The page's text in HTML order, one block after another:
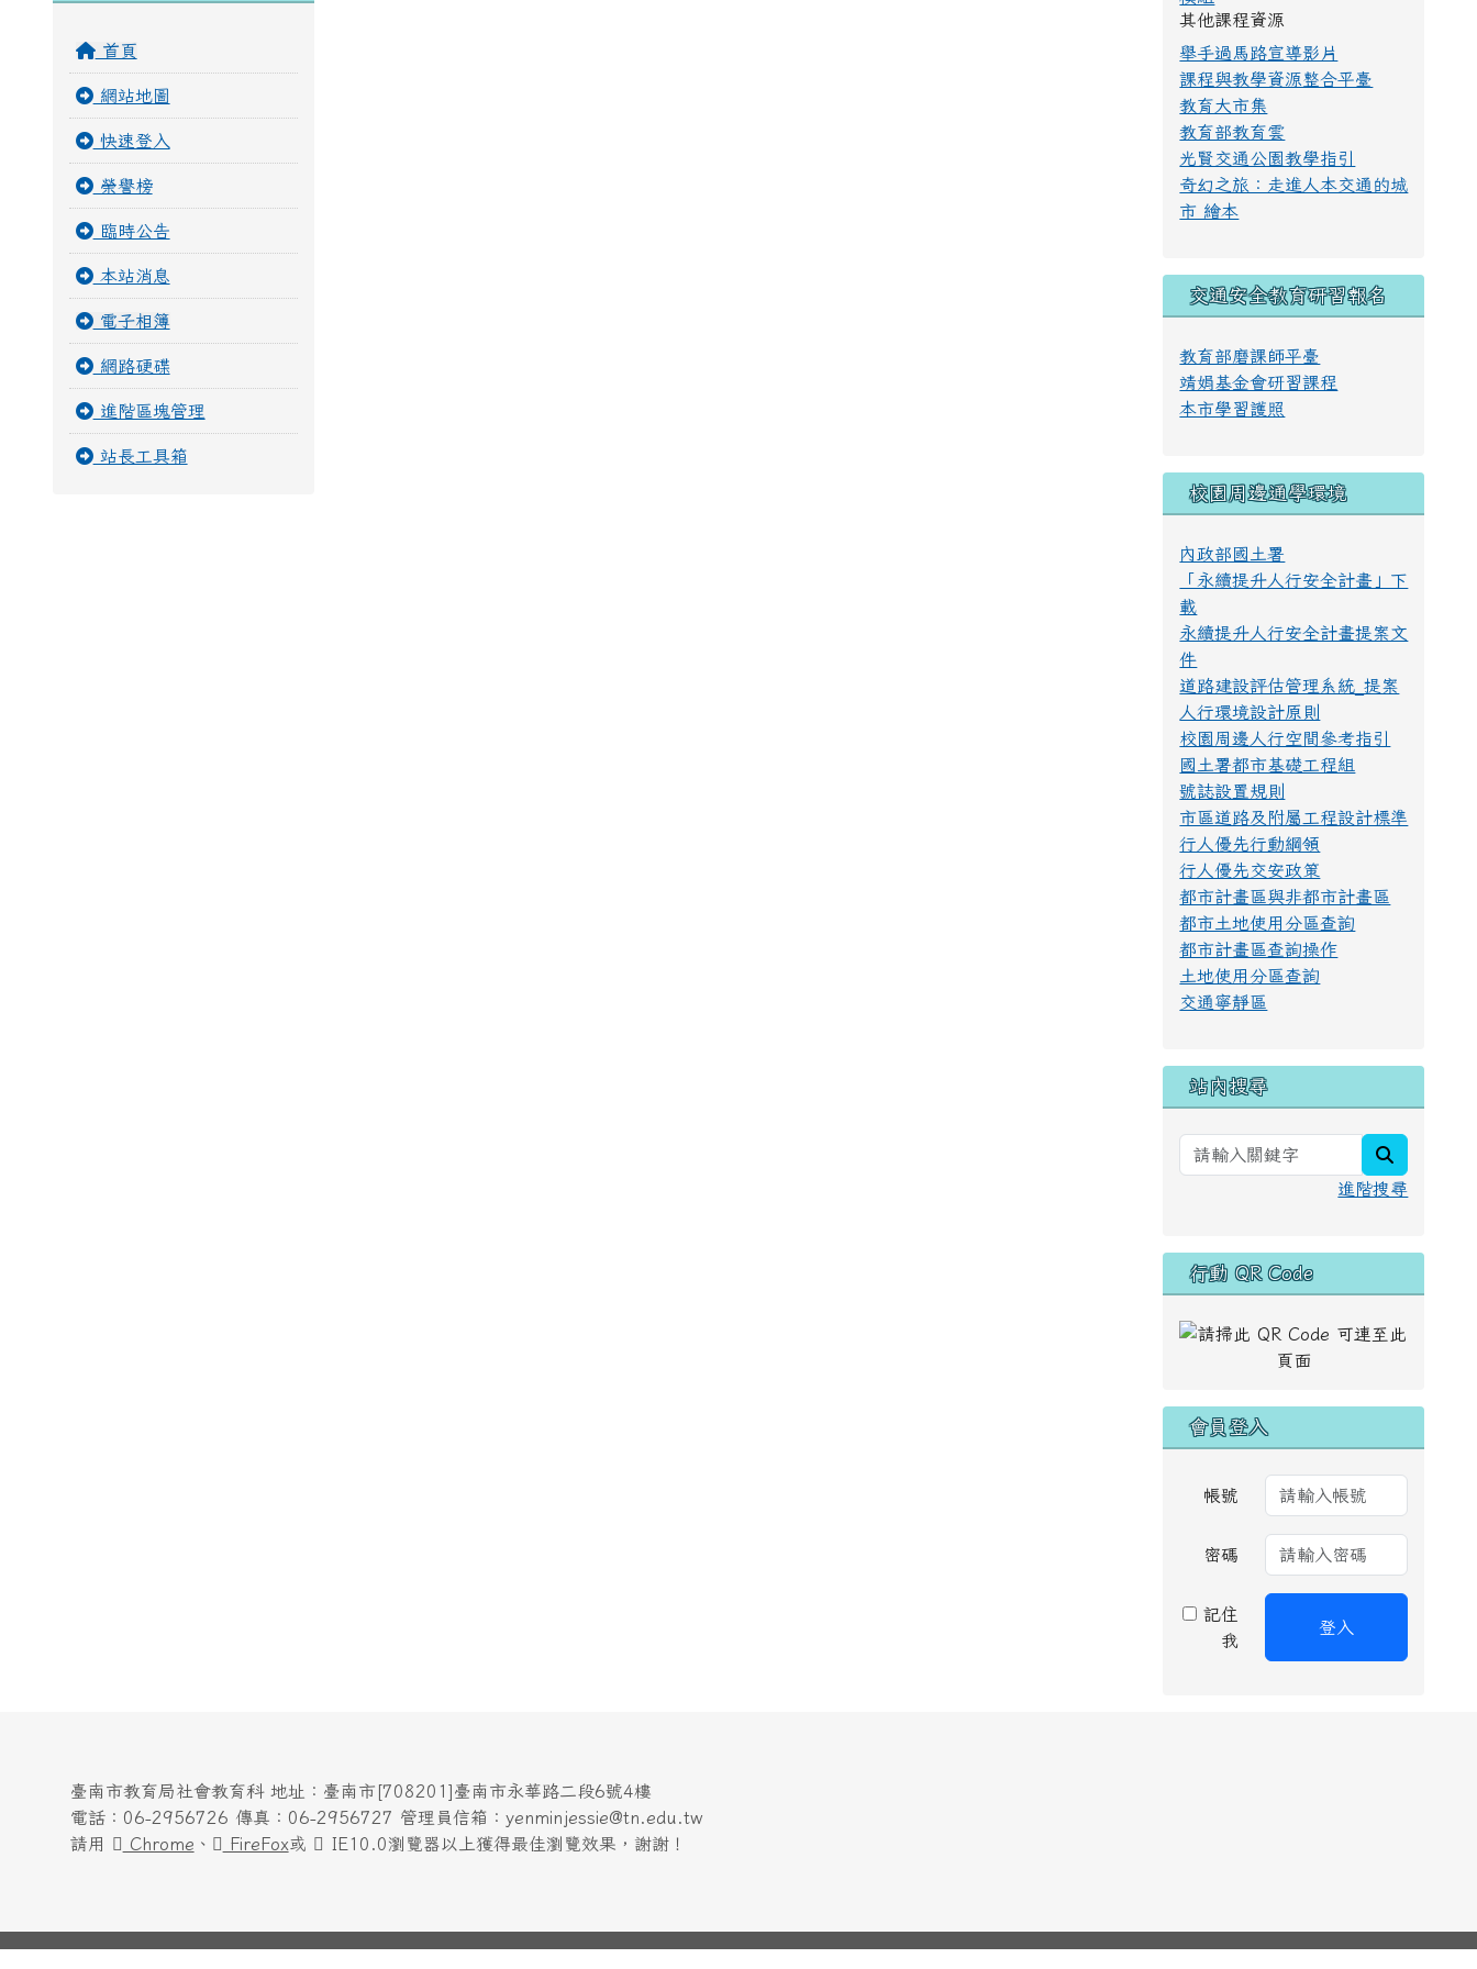
首頁
網站地圖
快速登入
榮譽榜
臨時公告
本站消息
電子相簿
網路硬碟
進階區塊管理
站長工具箱
其他課程資源
舉手過馬路宣導影片
課程與教學資源整合平臺
教育大市集
教育部教育雲
光賢交通公園教學指引
奇幻之旅：走進人本交通的城
市 繪本
交通安全教育研習報名
教育部磨課師平臺
靖娟基金會研習課程
本市學習護照
校園周邊通學環境
內政部國土署
「永續提升人行安全計畫」下
載
永續提升人行安全計畫提案文
件
道路建設評估管理系統_提案
人行環境設計原則
校園周邊人行空間參考指引
國土署都市基礎工程組
號誌設置規則
市區道路及附屬工程設計標準
行人優先行動綱領
行人優先交安政策
都市計畫區與非都市計畫區
都市土地使用分區查詢
都市計畫區查詢操作
土地使用分區查詢
交通寧靜區
站內搜尋
進階搜尋
行動 QR Code
會員登入
帳號
密碼
記住
我
登入
臺南市教育局社會教育科 地址：臺南市[708201]臺南市永華路二段6號4樓
電話：06-2956726 傳真：06-2956727 管理員信箱：yenminjessie@tn.edu.tw
請用
Chrome 、 FireFox或 IE10.0瀏覽器以上獲得最佳瀏覽效果，謝謝！